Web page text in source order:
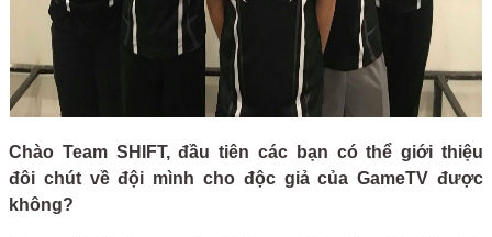
Chào Team SHIFT, đầu tiên các bạn có thể giới thiệu
đôi chút về đội mình cho độc giả của GameTV được
không?